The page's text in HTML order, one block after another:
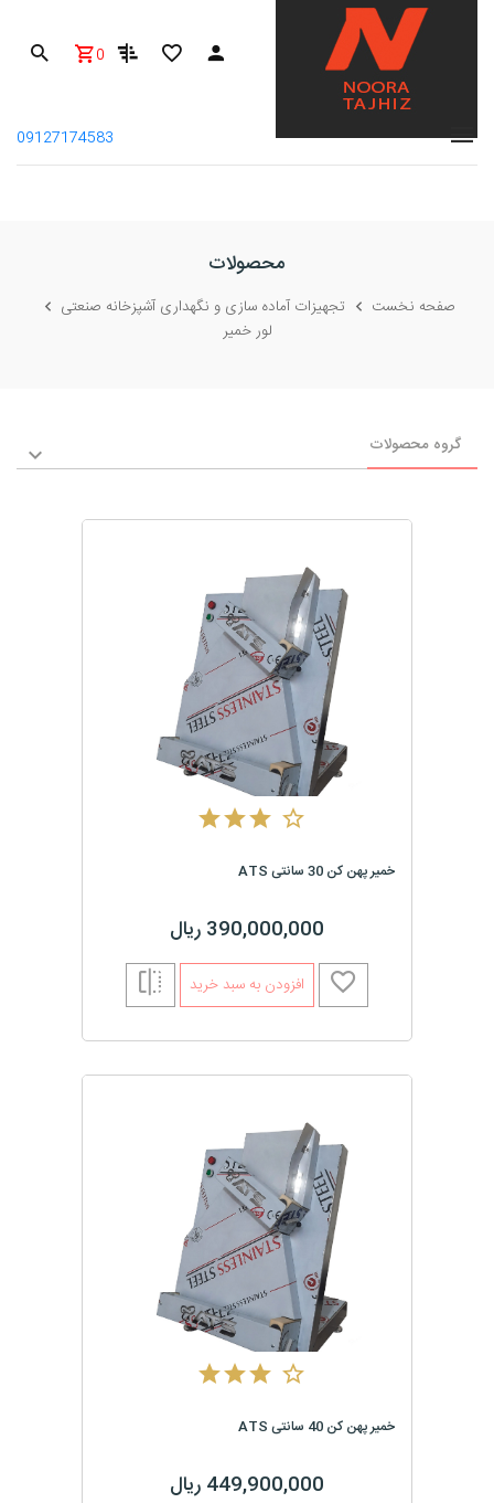
0
09127174583
محصولات
صفحه نخست
تجهیزات آماده سازی و نگهداری آشپزخانه صنعتی
لور خمیر
گروه محصولات
خمیر پهن کن 30 سانتی ATS
390,000,000 ریال
افزودن به سبد خرید
خمیر پهن کن 40 سانتی ATS
449,900,000 ریال